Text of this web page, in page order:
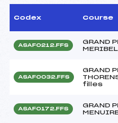
Codex Course
ASAF0212.FFS
GRAND
ASAF0032.FFS
GRAND
filles
ASAF0172.FFS
GRAND